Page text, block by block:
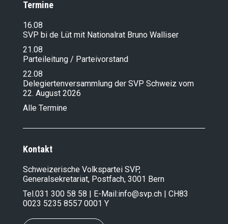
Termine
16.08
SVP bi de Lüt mit Nationalrat Bruno Walliser
21.08
Parteileitung / Parteivorstand
22.08
Delegiertenversammlung der SVP Schweiz vom
22. August 2026
Alle Termine
Kontakt
Schweizerische Volkspartei SVP,
Generalsekretariat, Postfach, 3001 Bern
Tel.031 300 58 58 | E-Mail:info@svp.ch | CH83
0023 5235 8557 0001 Y